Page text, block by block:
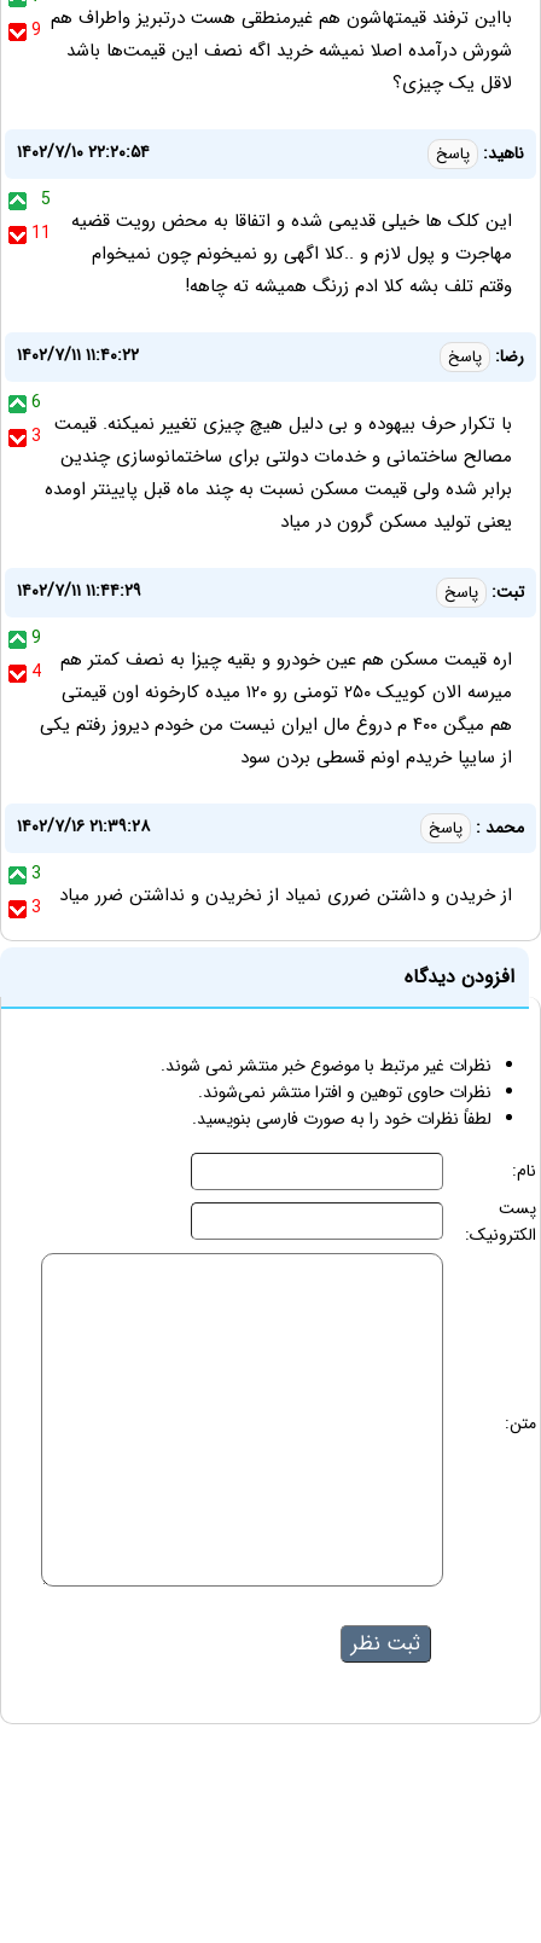
9 بااین ترفند قیمتهاشون هم غیرمنطقی هست درتبریز واطراف هم
شورش درآمده اصلا نمیشه خرید اگه نصف این قیمت‌ها باشد
لاقل یک چیزی؟
ناهید: پاسخ
۱۴۰۲/۷/۱۰ ۲۲:۲۰:۵۴
5
11
این کلک ها خیلی قدیمی شده و اتفاقا به محض رویت قضیه
مهاجرت و پول لازم و ..کلا اگهی رو نمیخونم چون نمیخوام
وقتم تلف بشه کلا ادم زرنگ همیشه ته چاهه!
رضا: پاسخ
۱۴۰۲/۷/۱۱ ۱۱:۴۰:۲۲
6
3 با تکرار حرف بیهوده و بی دلیل هیچ چیزی تغییر نمیکنه. قیمت
مصالح ساختمانی و خدمات دولتی برای ساختمانوسازی چندین
برابر شده ولی قیمت مسکن نسبت به چند ماه قبل پایینتر اومده
یعنی تولید مسکن گرون در میاد
تبت: پاسخ
۱۴۰۲/۷/۱۱ ۱۱:۴۴:۲۹
9
4
اره قیمت مسکن هم عین خودرو و بقیه چیزا به نصف کمتر هم
میرسه الان کوییک ۲۵۰ تومنی رو ۱۲۰ میده کارخونه اون قیمتی
هم میگن ۴۰۰ م دروغ مال ایران نیست من خودم دیروز رفتم یکی
از سایپا خریدم اونم قسطی بردن سود
محمد : پاسخ
۱۴۰۲/۷/۱۶ ۲۱:۳۹:۲۸
3
3
از خریدن و داشتن ضرری نمیاد از نخریدن و نداشتن ضرر میاد
افزودن دیدگاه
نظرات غیر مرتبط با موضوع خبر منتشر نمی شوند.
نظرات حاوی توهین و افترا منتشر نمی‌شوند.
لطفاً نظرات خود را به صورت فارسی بنویسید.
نام:
پست
الکترونیک:
متن: